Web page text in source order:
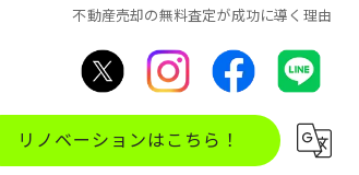
不動産売却の無料査定が成功に導く理由
リノベーションはこちら！